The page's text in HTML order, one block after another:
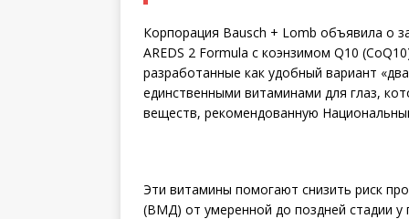
Корпорация Bausch + Lomb объявила о
AREDS 2 Formula с коэнзимом Q10
разработанные как удобный вариант
единственными витаминами для глаз,
веществ, рекомендованную
Эти витамины помогают снизить риск
(ВМД) от умеренной до поздней стадии у